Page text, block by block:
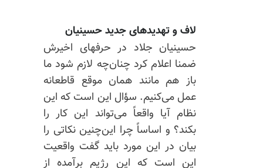
لاف ‌و تهدید‌های جدید حسینیان
حسینیان جلاد در حرفهای اخیرش
ضمنا اعلام کرد چنان‌چه لازم شود ما
باز هم مانند همان موقع قاطعانه
عمل می‌کنیم. سؤال این است که این
نظام آیا واقعاً می‌تواند این کار را
بکند؟ و اساساً چرا این‌چنین نکاتی را
بیان در این مورد باید گفت واقعیت
این است که این رژیم برآمده از